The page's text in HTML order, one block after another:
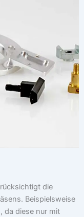
die
Beispielsweise
da diese nur mit